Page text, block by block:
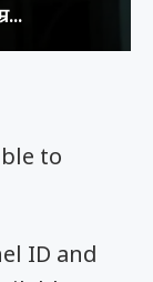
to
ID and